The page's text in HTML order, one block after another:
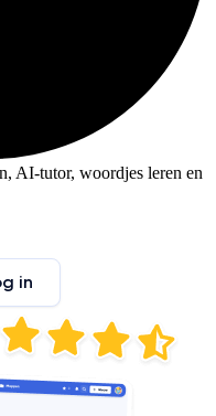
AI-tutor, woordjes leren en
in